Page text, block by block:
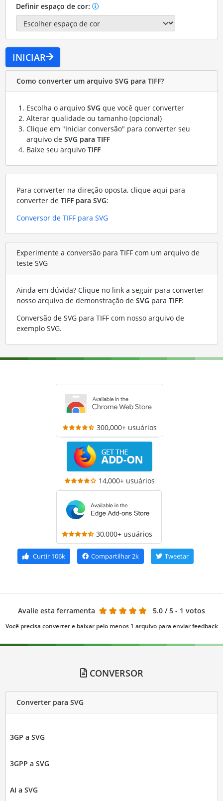
Definir espaço de cor:
INICIAR
Como converter um arquivo SVG para TIFF?
Escolha o arquivo SVG que você quer converter
Alterar qualidade ou tamanho (opcional)
Clique em "Iniciar conversão" para converter seu
arquivo de SVG para TIFF
Baixe seu arquivo TIFF
Para converter na direção oposta, clique aqui para
converter de TIFF para SVG:
Conversor de TIFF para SVG
Experimente a conversão para TIFF com um arquivo de
teste SVG
Ainda em dúvida? Clique no link a seguir para converter
nosso arquivo de demonstração de SVG para TIFF:
Conversão de SVG para TIFF com nosso arquivo de
exemplo SVG.
300,000+ usuários
14,000+ usuários
30,000+ usuários
Curtir 106k Compartilhar2k Tweetar
Avalie esta ferramenta 5.0 / 5 - 1 votos
Você precisa converter e baixar pelo menos 1 arquivo para enviar feedback
CONVERSOR
Converter para SVG
3GP a SVG
3GPP a SVG
AI a SVG